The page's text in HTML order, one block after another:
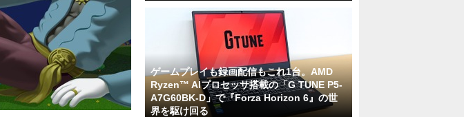
ゲームプレイも録画配信もこれ1台。AMD
Ryzen™ AIプロセッサ搭載の「G TUNE P5-
A7G60BK-D」で『Forza Horizon 6』の世
界を駆け回る